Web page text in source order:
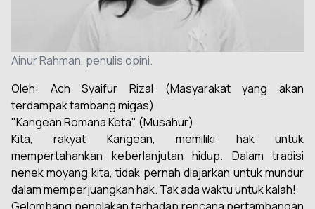
Ainur Rahman, penulis opini.
Oleh: Ach Syaifur Rizal (Masyarakat yang akan
terdampak tambang migas)
"Kangean Romana Keta" (Musahur)
Kita, rakyat Kangean, memiliki hak untuk
mempertahankan keberlanjutan hidup. Dalam tradisi
nenek moyang kita, tidak pernah diajarkan untuk mundur
dalam memperjuangkan hak. Tak ada waktu untuk kalah!